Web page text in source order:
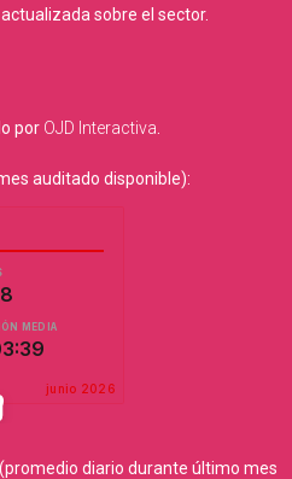
sobre el sector.
por OJD Interactiva
auditado disponible):
(promedio diario durante último mes